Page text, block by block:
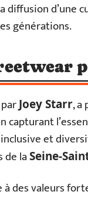
diffusion d’une
générations.
parJoey Starr,
capturant
et
de laSeine-
à des valeurs